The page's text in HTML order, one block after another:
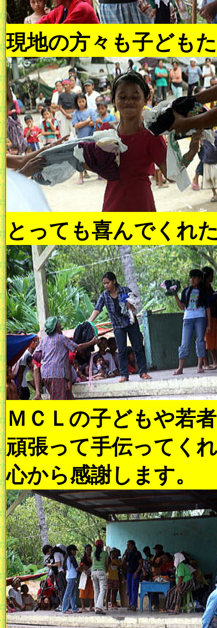
現地の方々も子ども
とっても喜んでくれ
ＭＣＬの子どもや若
頑張って手伝ってく
心から感謝します。